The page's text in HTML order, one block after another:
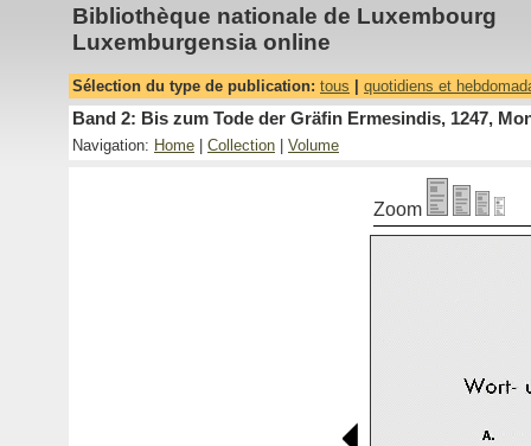
Bibliothèque nationale de Luxembourg
Luxemburgensia online
Sélection du type de publication: tous quotidiens et
Band 2: Bis zum Tode der Gräfin Ermesindis, 1247,
Navigation: Home Collection Volume
Zoom